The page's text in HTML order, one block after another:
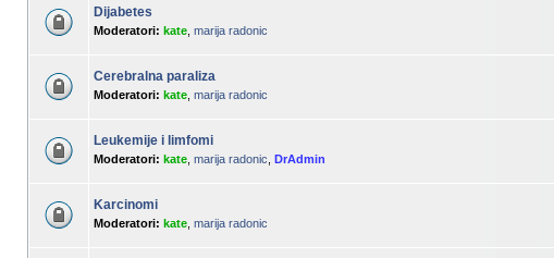
Dijabetes
Moderatori: kate marija radonic
Cerebralna paraliza
Moderatori: kate marija radonic
Leukemije i limfomi
Moderatori: kate marija radonic DrAdmin
Karcinomi
Moderatori: kate marija radonic